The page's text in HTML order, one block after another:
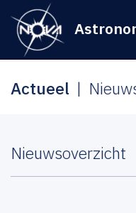
Actueel
Nieuwsoverzicht